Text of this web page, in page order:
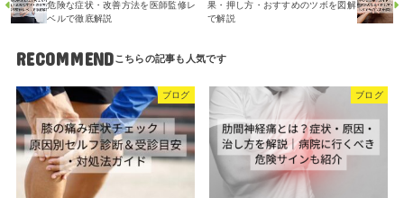
危険な症状・改善方法を医師監修レ
ベルで徹底解説
果・押し方・おすすめのツボを図解
で解説
RECOMMEND
ブログ ブログ